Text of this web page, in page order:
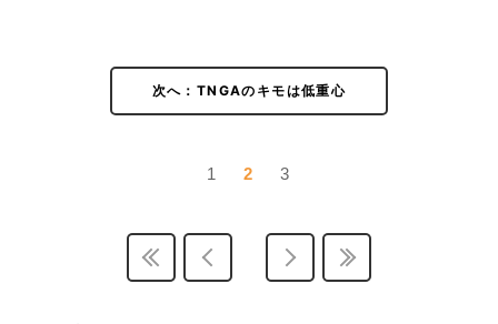
次へ：TNGAのキモは低重心
1 2 3